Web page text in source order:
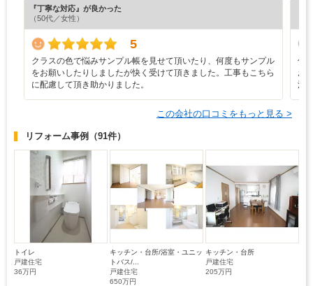
『丁寧な対応』が良かった
（50代／女性）
5
クラスの色で悩みサンプル帳を見せて頂いたり、何度もサンプル
をお願いしたりしましたが快く受けて頂きました。工事もこちら
に配慮して頂き助かりました。
何
お
満
この会社の口コミをもっと見る >
リフォーム事例 （91件）
トイレ
戸建住宅
36万円
キッチン・台所/浴室・ユニッ
トバス/...
戸建住宅
650万円
キッチン・台所
戸建住宅
205万円